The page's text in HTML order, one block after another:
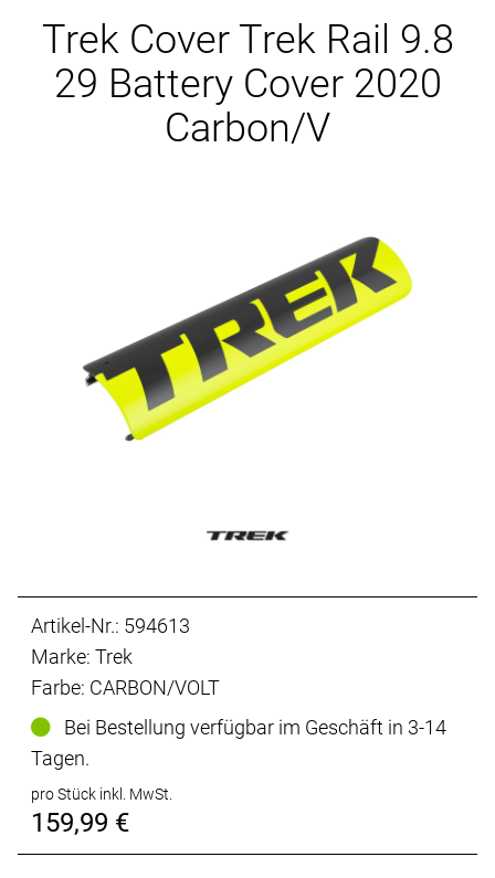
Trek Cover Trek Rail 9.8
29 Battery Cover 2020
Carbon/V
Artikel-Nr.: 594613
Marke: Trek
Farbe: CARBON/VOLT
Bei Bestellung verfügbar im Geschäft in 3-14
Tagen.
pro Stück inkl. MwSt.
159,99 €